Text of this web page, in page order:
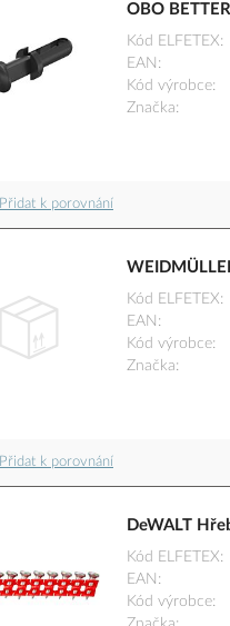
OBO
Kód ELFETEX
EAN
Kód výrobce
Značka
Přidat k porovnání
Kód ELFETEX
EAN
Kód výrobce
Značka
Přidat k porovnání
DeWALT
Kód ELFETEX
EAN
Kód výrobce